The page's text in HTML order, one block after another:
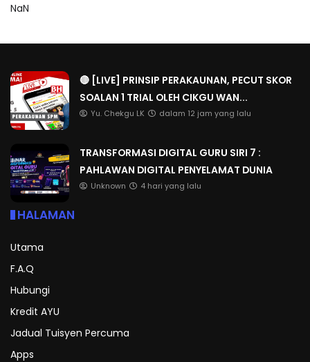
NaN
🔴 [LIVE] PRINSIP PERAKAUNAN, PECUT SKOR
SOALAN 1 TRIAL OLEH CIKGU WAN...
Yu. Chekgu LK dalam 12 jam yang lalu
TRANSFORMASI DIGITAL GURU SIRI 7 :
PAHLAWAN DIGITAL PENYELAMAT DUNIA
Unknown 4 hari yang lalu
HALAMAN
Utama
F.A.Q
Hubungi
Kredit AYU
Jadual Tuisyen Percuma
Apps